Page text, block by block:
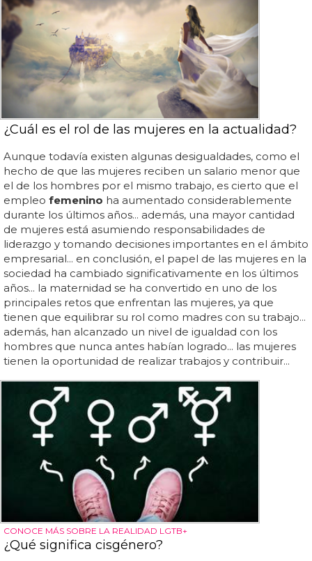
¿Cuál es el rol de las mujeres en la actualidad?
Aunque todavía existen algunas desigualdades, como el
hecho de que las mujeres reciben un salario menor que
el de los hombres por el mismo trabajo, es cierto que el
empleo femenino ha aumentado considerablemente
durante los últimos años... además, una mayor cantidad
de mujeres está asumiendo responsabilidades de
liderazgo y tomando decisiones importantes en el ámbito
empresarial... en conclusión, el papel de las mujeres en la
sociedad ha cambiado significativamente en los últimos
años... la maternidad se ha convertido en uno de los
principales retos que enfrentan las mujeres, ya que
tienen que equilibrar su rol como madres con su trabajo...
además, han alcanzado un nivel de igualdad con los
hombres que nunca antes habían logrado... las mujeres
tienen la oportunidad de realizar trabajos y contribuir...
CONOCE MÁS SOBRE LA REALIDAD LGTB+
¿Qué significa cisgénero?